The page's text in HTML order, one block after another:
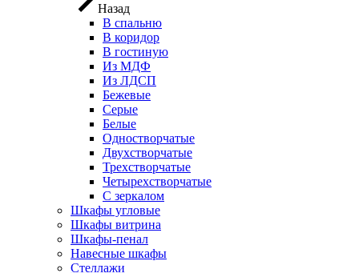
Назад
В спальню
В коридор
В гостиную
Из МДФ
Из ЛДСП
Бежевые
Серые
Белые
Одностворчатые
Двухстворчатые
Трехстворчатые
Четырехстворчатые
С зеркалом
Шкафы угловые
Шкафы витрина
Шкафы-пенал
Навесные шкафы
Стеллажи